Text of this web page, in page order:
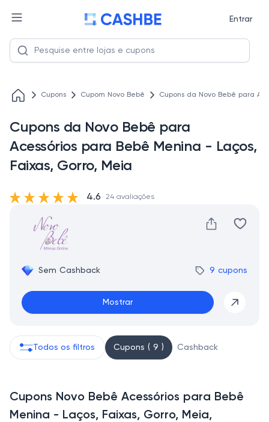
Entrar
Cupons Cupom Novo Bebê Cupons da Novo Bebê para
Cupons da Novo Bebê para
Acessórios para Bebê Menina - Laços,
Faixas, Gorro, Meia
Sem Cashback 9 cupons
Mostrar
4.6 24 avaliações
Todos os filtros Cupons ( 9 ) Cashback
Cupons Novo Bebê Acessórios para Bebê
Menina - Laços, Faixas, Gorro, Meia,